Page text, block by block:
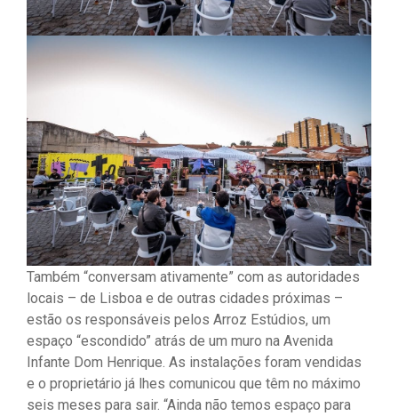
Também “conversam ativamente” com as autoridades
locais – de Lisboa e de outras cidades próximas –
estão os responsáveis ​​pelos Arroz Estúdios, um
espaço “escondido” atrás de um muro na Avenida
Infante Dom Henrique. As instalações foram vendidas
e o proprietário já lhes comunicou que têm no máximo
seis meses para sair. “Ainda não temos espaço para